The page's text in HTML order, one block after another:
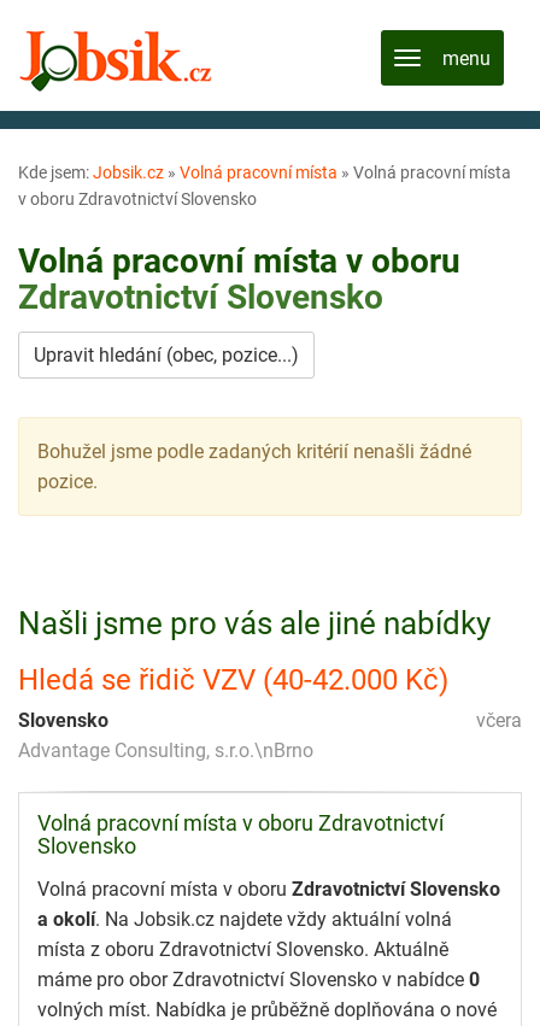
Kde jsem:Jobsik.cz » Volná pracovní místa » Volná pracovní místa
v oboru Zdravotnictví Slovensko
Volná pracovní místa v oboru
Zdravotnictví Slovensko
Upravit hledání (obec, pozice...)
Bohužel jsme podle zadaných kritérií nenašli žádné
pozice.
Našli jsme pro vás ale jiné nabídky
Hledá se řidič VZV (40-42.000 Kč)
včera
Slovensko
Advantage Consulting, s.r.o.\nBrno
Volná pracovní místa v oboru Zdravotnictví
Slovensko
Volná pracovní místa v oboru Zdravotnictví Slovensko
a okolí. Na Jobsik.cz najdete vždy aktuální volná
místa z oboru Zdravotnictví Slovensko. Aktuálně
máme pro obor Zdravotnictví Slovensko v nabídce 0
volných míst. Nabídka je průběžně doplňována o nové